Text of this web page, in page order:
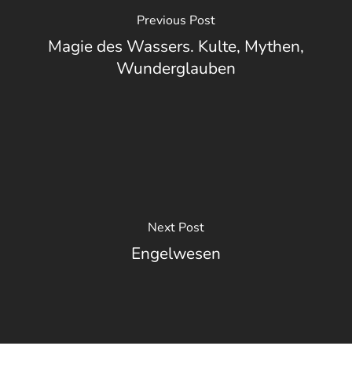
Previous Post
Magie des Wassers. Kulte, Mythen,
Wunderglauben
Next Post
Engelwesen